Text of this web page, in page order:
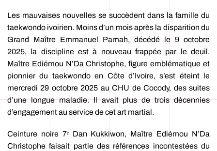
Les mauvaises nouvelles se succèdent dans la famille du
taekwondo ivoirien. Moins d’un mois après la disparition du
Grand Maître Emmanuel Pamah, décédé le 9 octobre
2025, la discipline est à nouveau frappée par le deuil.
Maître Ediémou N’Da Christophe, figure emblématique et
pionnier du taekwondo en Côte d’Ivoire, s’est éteint le
mercredi 29 octobre 2025 au CHU de Cocody, des suites
d’une longue maladie. Il avait plus de trois décennies
d’engagement au service de cet art martial.
Ceinture noire 7ᵉ Dan Kukkiwon, Maître Ediémou N’Da
Christophe faisait partie des références incontestées du